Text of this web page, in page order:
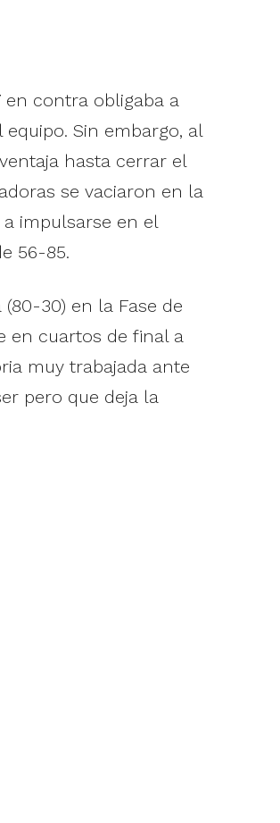
contra obligaba a
Sin embargo, al
hasta cerrar el
se vaciaron en la
impulsarse en el
56-85.
30) en la Fase de
en cuartos de final a
muy trabajada ante
pero que deja la